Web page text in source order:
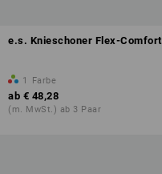
e.s. Knieschoner Flex-Comfort
1 Farbe
ab € 48,28
(m. MwSt.) ab 3 Paar